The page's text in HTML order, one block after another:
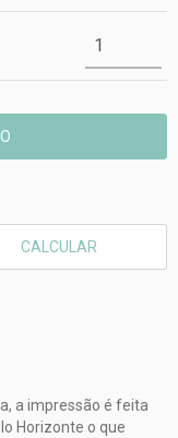
CALCULAR
a impressão é feita
Horizonte o que